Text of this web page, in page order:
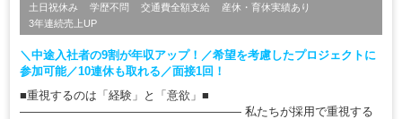
土日祝休み 学歴不問 交通費全額支給
産休・育休実績あり
3年連続売上UP
＼中途入社者の9割が年収アップ！／希望を考慮したプロジェクトに
参加可能／10連休も取れる／面接1回！
■重視するのは「経験」と「意欲」■
――――――――――――――――――― 私たちが採用で重視する